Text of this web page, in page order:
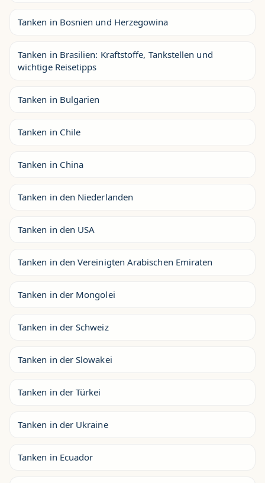
Tanken in Bosnien und Herzegowina
Tanken in Brasilien: Kraftstoffe, Tankstellen und
wichtige Reisetipps
Tanken in Bulgarien
Tanken in Chile
Tanken in China
Tanken in den Niederlanden
Tanken in den USA
Tanken in den Vereinigten Arabischen Emiraten
Tanken in der Mongolei
Tanken in der Schweiz
Tanken in der Slowakei
Tanken in der Türkei
Tanken in der Ukraine
Tanken in Ecuador